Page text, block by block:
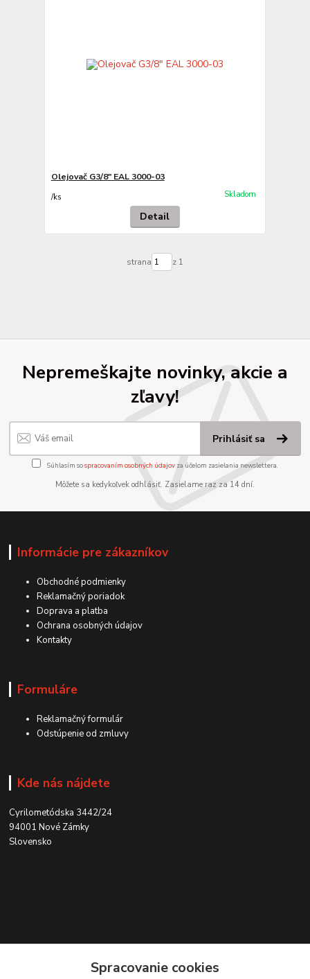
Olejovač G3/8" EAL 3000-03
/ks Skladom
Detail
strana z 1
Nepremeškajte novinky, akcie a
zľavy!
Prihlásiť sa
Súhlasím sospracovaním osobných údajov za účelom zasielania newslettera.
Môžete sa kedykoľvek odhlásiť. Zasielame raz za 14 dní.
Informácie pre zákazníkov
Obchodné podmienky
Reklamačný poriadok
Doprava a platba
Ochrana osobných údajov
Kontakty
Formuláre
Reklamačný formulár
Odstúpenie od zmluvy
Kde nás nájdete
Cyrilometódska 3442/24
94001 Nové Zámky
Slovensko
Spracovanie cookies